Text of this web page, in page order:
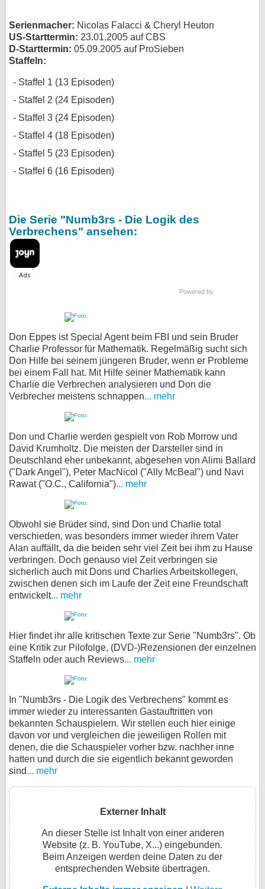
Serienmacher: Nicolas Falacci & Cheryl Heuton
US-Starttermin: 23.01.2005 auf CBS
D-Starttermin: 05.09.2005 auf ProSieben
Staffeln:
Staffel 1 (13 Episoden)
Staffel 2 (24 Episoden)
Staffel 3 (24 Episoden)
Staffel 4 (18 Episoden)
Staffel 5 (23 Episoden)
Staffel 6 (16 Episoden)
Die Serie "Numb3rs - Die Logik des
Verbrechens" ansehen:
Powered by
Don Eppes ist Special Agent beim FBI und sein Bruder
Charlie Professor für Mathematik. Regelmäßig sucht sich
Don Hilfe bei seinem jüngeren Bruder, wenn er Probleme
bei einem Fall hat. Mit Hilfe seiner Mathematik kann
Charlie die Verbrechen analysieren und Don die
Verbrecher meistens schnappen... mehr
Don und Charlie werden gespielt von Rob Morrow und
David Krumholtz. Die meisten der Darsteller sind in
Deutschland eher unbekannt, abgesehen von Alimi Ballard
("Dark Angel"), Peter MacNicol ("Ally McBeal") und Navi
Rawat ("O.C., California")... mehr
Obwohl sie Brüder sind, sind Don und Charlie total
verschieden, was besonders immer wieder ihrem Vater
Alan auffällt, da die beiden sehr viel Zeit bei ihm zu Hause
verbringen. Doch genauso viel Zeit verbringen sie
sicherlich auch mit Dons und Charlies Arbeitskollegen,
zwischen denen sich im Laufe der Zeit eine Freundschaft
entwickelt... mehr
Hier findet ihr alle kritischen Texte zur Serie "Numb3rs". Ob
eine Kritik zur Pilofolge, (DVD-)Rezensionen der einzelnen
Staffeln oder auch Reviews... mehr
In "Numb3rs - Die Logik des Verbrechens" kommt es
immer wieder zu interessanten Gastauftritten von
bekannten Schauspielern. Wir stellen euch hier einige
davon vor und vergleichen die jeweiligen Rollen mit
denen, die die Schauspieler vorher bzw. nachher inne
hatten und durch die sie eigentlich bekannt geworden
sind... mehr
Externer Inhalt
An dieser Stelle ist Inhalt von einer anderen
Website (z. B. YouTube, X...) eingebunden.
Beim Anzeigen werden deine Daten zu der
entsprechenden Website übertragen.
Desktop-Ansicht
myFanbase